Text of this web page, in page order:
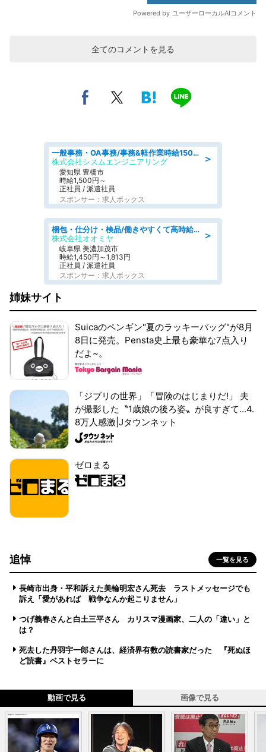
全てのコメントを見る
＞
一般事務・OA事務/事務&軽作業時給1500円土日祝休み各種社保完備
株式会社シスムエンジニアリング
愛知県 豊橋市
時給1,500円～
正社員 / 派遣社員
スポンサー：求人ボックス
＞
梱包・仕分け・検品/働きやすくて高時給の仕分け作業長期休暇充実/残業なし
株式会社オオミヤ
岐阜県 美濃加茂市
時給1,450円～1,813円
正社員 / 派遣社員
スポンサー：求人ボックス
姉妹サイト
Suicaのペンギン"夏のラッキーバッグ"が8月
8日に発売。Pensta史上最も豪華な7点入り
だよ~。
「ジブリの世界」「冒険のはじまりだ!」 夫
が撮影した〝1歳娘の後ろ姿〟が良すぎて...4.
8万人感激|Jタウンネット
ゼロまる
追悼 一覧を見る
長崎市出身・平和訴えた美輪明宏さん死去 ラストメッセージでも
訴え「愛があれば 戦争なんか起こりません」
つげ義春さんと白土三平さん カリスマ漫画家、二人の「違い」と
は？
死去した丹羽宇一郎さんは、経済界有数の読書家だった 『死ぬほ
ど読書』ベストセラーに
動画で見る 画像で見る